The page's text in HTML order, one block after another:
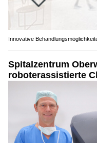
Innovative
Spitalzentrum
roboterassistierte